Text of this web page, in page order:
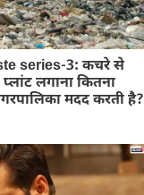
series-3: कचरे से
लगाना कितना
मदद करती है?